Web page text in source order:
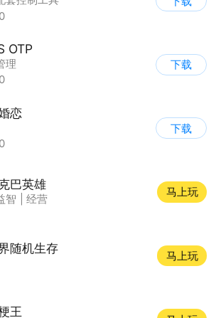
OTP
理
下载
恋
下载
巴英雄
智 经营
马上玩
随机生存
马上玩
王